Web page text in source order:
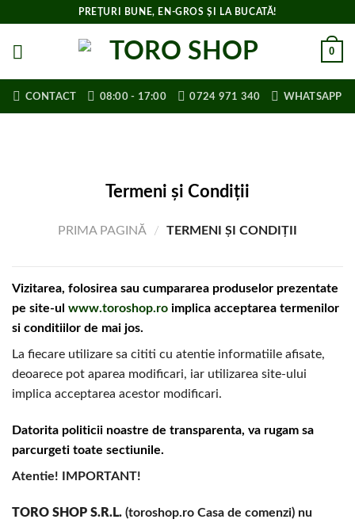
content
PREȚURI BUNE, EN-GROS ȘI LA BUCATĂ!
0
CONTACT 08:00 - 17:00 0724 971 340 WHATSAPP
Termeni și Condiții
PRIMA PAGINĂ / TERMENI ȘI CONDIȚII
Vizitarea, folosirea sau cumpararea produselor prezentate
pe site-ul www.toroshop.ro implica acceptarea termenilor
si conditiilor de mai jos.
La fiecare utilizare sa cititi cu atentie informatiile afisate,
deoarece pot aparea modificari, iar utilizarea site-ului
implica acceptarea acestor modificari.
Datorita politicii noastre de transparenta, va rugam sa
parcurgeti toate sectiunile.
Atentie! IMPORTANT!
TORO SHOP S.R.L. (toroshop.ro Casa de comenzi) nu